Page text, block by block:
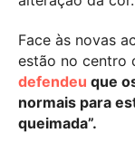
Face às novas
estão no centro
defendeu que
normais para
queimada”.